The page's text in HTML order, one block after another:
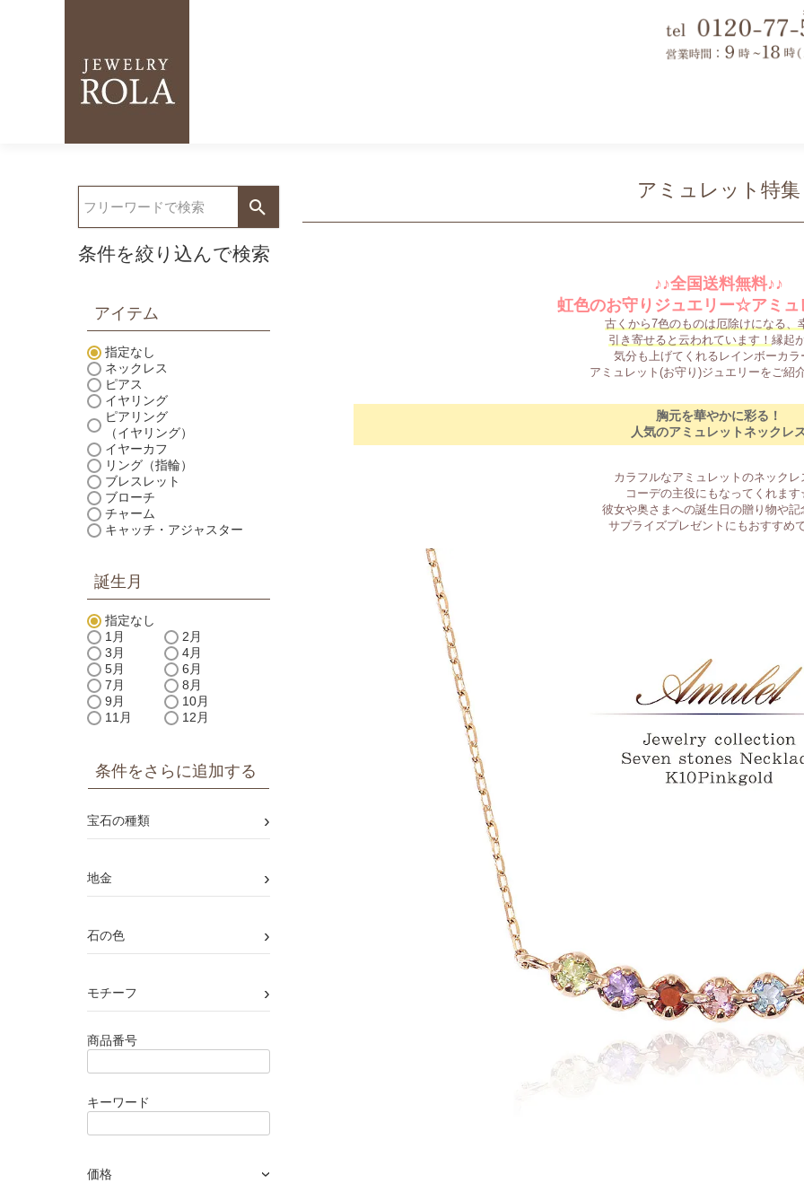
条件を絞り込んで検索
アイテム
指定なし
ネックレス
ピアス
イヤリング
ピアリング
（イヤリング）
イヤーカフ
リング（指輪）
ブレスレット
ブローチ
チャーム
キャッチ・アジャスター
誕生月
指定なし
1月
2月
3月
4月
5月
6月
7月
8月
9月
10月
11月
12月
条件をさらに追加する
宝石の種類 ›
地金 ›
石の色 ›
モチーフ ›
商品番号
キーワード
価格 ›
アミュレット特集
♪♪全国送料無料♪♪
虹色のお守りジュエリー☆アミュ
古くから7色のものは厄除けになる、
引き寄せると云われています！ 縁起
気分も上げてくれるレインボーカラ
アミュレット(お守り)ジュエリーをご紹
胸元を華やかに彩る！
人気のアミュレットネックレ
カラフルなアミュレットのネックレ
コーデの主役にもなってくれま
彼女や奥さまへの誕生日の贈り物や記
サプライズプレゼントにもおすすめ